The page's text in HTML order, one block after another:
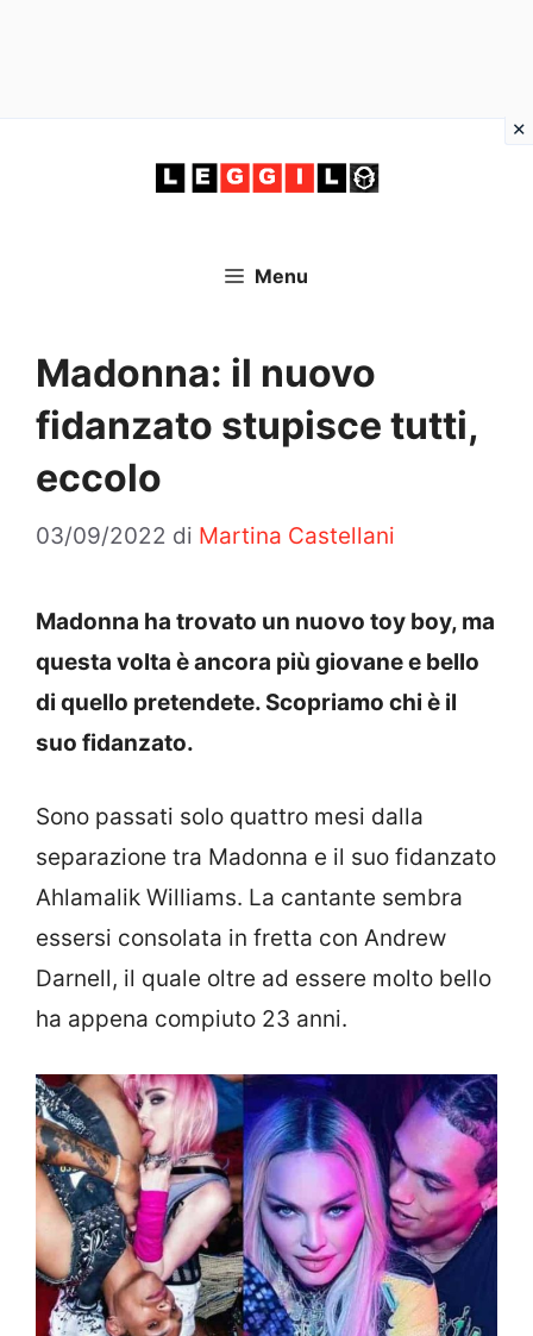
Menu
Madonna: il nuovo
fidanzato stupisce tutti,
eccolo
03/09/2022 di Martina Castellani
Madonna ha trovato un nuovo toy boy, ma
questa volta è ancora più giovane e bello
di quello pretendete. Scopriamo chi è il
suo fidanzato.
Sono passati solo quattro mesi dalla
separazione tra Madonna e il suo fidanzato
Ahlamalik Williams. La cantante sembra
essersi consolata in fretta con Andrew
Darnell, il quale oltre ad essere molto bello
ha appena compiuto 23 anni.